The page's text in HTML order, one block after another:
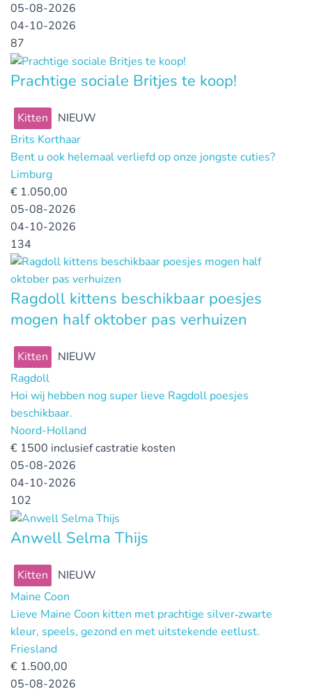
05-08-2026
04-10-2026
87
Prachtige sociale Britjes te koop!
Kitten
NIEUW
Brits Korthaar
Bent u ook helemaal verliefd op onze jongste cuties?
Limburg
€ 1.050,00
05-08-2026
04-10-2026
134
Ragdoll kittens beschikbaar poesjes
mogen half oktober pas verhuizen
Kitten
NIEUW
Ragdoll
Hoi wij hebben nog super lieve Ragdoll poesjes
beschikbaar.
Noord-Holland
€ 1500 inclusief castratie kosten
05-08-2026
04-10-2026
102
Anwell Selma Thijs
Kitten
NIEUW
Maine Coon
Lieve Maine Coon kitten met prachtige silver‑zwarte
kleur, speels, gezond en met uitstekende eetlust.
Friesland
€ 1.500,00
05-08-2026